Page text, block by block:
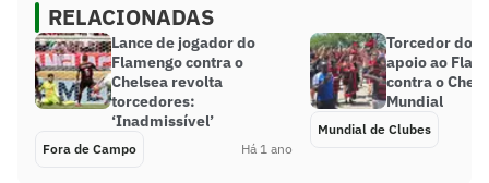
RELACIONADAS
Lance de jogador do
Flamengo contra o
Chelsea revolta
torcedores:
‘Inadmissível’
Fora de Campo Há 1 ano
Torcedor do
apoio ao
contra o
Mundial
Mundial de Clubes